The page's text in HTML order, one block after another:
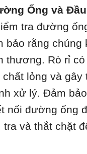
Ống và
tra đường
bảo rằng chúng
thương. Rò rỉ
lỏng và gây
xử lý. Đảm
nối đường ống
tra và thắt chặt